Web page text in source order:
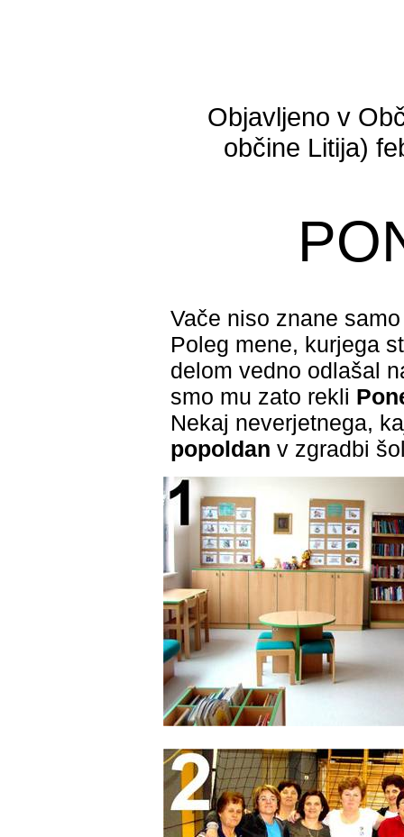
Objavljeno v
občine Litija)
Vače niso znane
Poleg mene, kurjega
delom vedno odlašal
smo mu zato rekli
Nekaj neverjetnega,
popoldan v zgradbi